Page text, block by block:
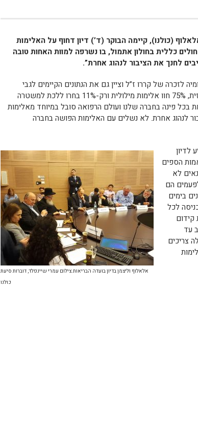
(כולנו), קיימה הבוקר (ד’) דיון דחוף על האלימות
כללית בחולון אתמול, בו נשרפה למוות האחות טובה
לחנך את הציבור לנהוג אחרת”.
לזכרה של קררו ז”ל וציין גם את הנתונים הקיימים לגבי
אלימות כנגד סגלי הרפואה – 36% חוו אלימות פיזית, 75% חוו אלימות מילולית ורק-11% בחרו ללכת למשטרה
בכל פינה בחברה שלנו ועולם הרפואה סובל במיוחד מאלימות
לנהוג אחרת. לא נשלים עם האלימות הפושה בחברה
אלאלוף וליצמן בדיון בועדה הבריאות.צילום עמרי שיינפלד, דוברות סיעת
כולנו
לדיון
הספים
לא
הם
בימים
לכל
קידום
עד
צריכים